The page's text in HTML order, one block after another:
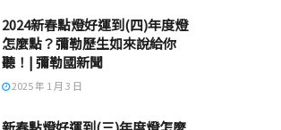
2024新春點燈好運到(四)年度燈
怎麼點？彌勒歷生如來說給你
聽！| 彌勒國新聞
2025 年 1 月 3 日